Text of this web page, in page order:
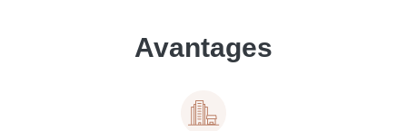
Avantages